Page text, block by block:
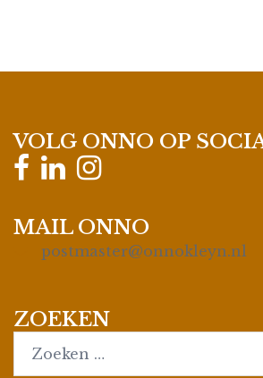
VOLG ONNO OP
MAIL ONNO
postmaster@onnokleyn.nl
ZOEKEN
Search…